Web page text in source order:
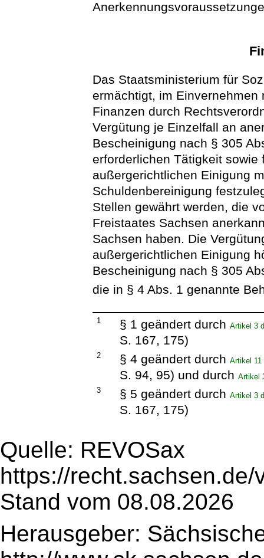
Das Staatsministerium für
ermächtigt, im
Finanzen durch
Vergütung je Einzelfall an
Bescheinigung nach § 305
erforderlichen Tätigkeit sowie
außergerichtlichen Einigung
Schuldenbereinigung
Stellen gewährt werden, die
Freistaates Sachsen
Sachsen haben. Die
außergerichtlichen Einigung
Bescheinigung nach § 305
die in § 4 Abs. 1 genannte
1 § 1 geändert durchArtikel 3
S. 167, 175)
2 § 4 geändert durchArtikel 11
S. 94, 95) und durchArtikel
3
§ 5 geändert durchArtikel 3
S. 167, 175)
Quelle: REVOSax
https://
Stand vom 08.08.2026
Herausgeber: